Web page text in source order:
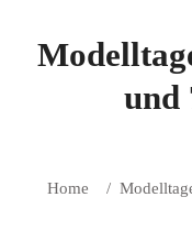
und
Home /